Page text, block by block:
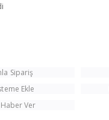
Sipariş
Ekle
Ver